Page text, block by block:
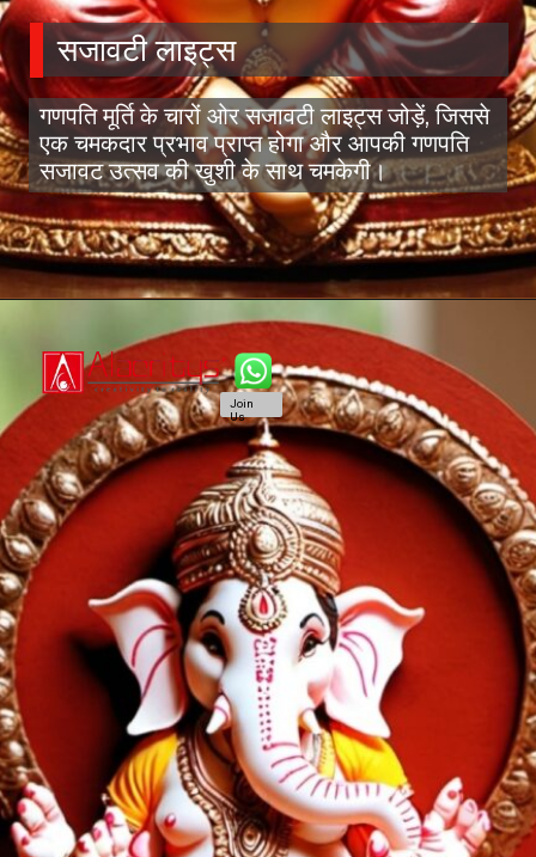
सजावटी लाइट्स
गणपति मूर्ति के चारों ओर सजावटी लाइट्स जोड़ें, जिससे
एक चमकदार प्रभाव प्राप्त होगा और आपकी गणपति
सजावट उत्सव की खुशी के साथ चमकेगी।
Join
Us